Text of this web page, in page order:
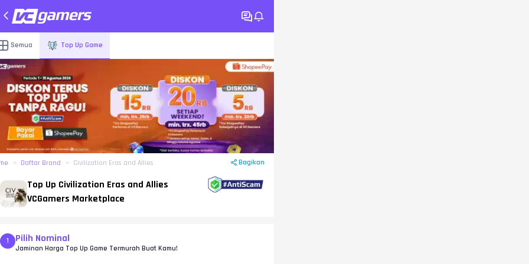
Semua Top Up Game
Daftar Brand Civilization Eras and Allies Bagikan
Top Up Civilization Eras and Allies
VCGamers Marketplace
1 Pilih Nominal
Jaminan Harga Top Up Game Termurah Buat Kamu!